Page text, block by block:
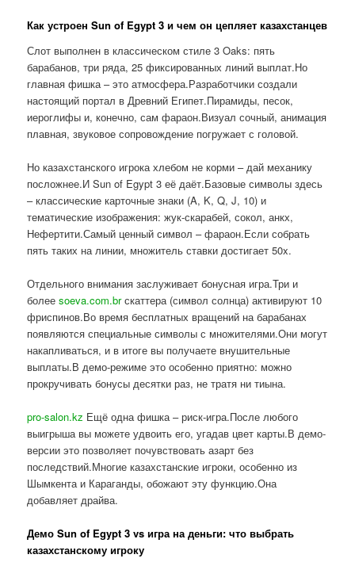
Как устроен Sun of Egypt 3 и чем он цепляет казахстанцев
Слот выполнен в классическом стиле 3 Oaks: пять
барабанов, три ряда, 25 фиксированных линий выплат.Но
главная фишка – это атмосфера.Разработчики создали
настоящий портал в Древний Египет.Пирамиды, песок,
иероглифы и, конечно, сам фараон.Визуал сочный, анимация
плавная, звуковое сопровождение погружает с головой.
Но казахстанского игрока хлебом не корми – дай механику
посложнее.И Sun of Egypt 3 её даёт.Базовые символы здесь
– классические карточные знаки (A, K, Q, J, 10) и
тематические изображения: жук-скарабей, сокол, анкх,
Нефертити.Самый ценный символ – фараон.Если собрать
пять таких на линии, множитель ставки достигает 50x.
Отдельного внимания заслуживает бонусная игра.Три и
болееsoeva.com.brскаттера (символ солнца) активируют 10
фриспинов.Во время бесплатных вращений на барабанах
появляются специальные символы с множителями.Они могут
накапливаться, и в итоге вы получаете внушительные
выплаты.В демо-режиме это особенно приятно: можно
прокручивать бонусы десятки раз, не тратя ни тиына.
pro-salon.kz Ещё одна фишка – риск-игра.После любого
выигрыша вы можете удвоить его, угадав цвет карты.В демо-
версии это позволяет почувствовать азарт без
последствий.Многие казахстанские игроки, особенно из
Шымкента и Караганды, обожают эту функцию.Она
добавляет драйва.
Демо Sun of Egypt 3 vs игра на деньги: что выбрать
казахстанскому игроку